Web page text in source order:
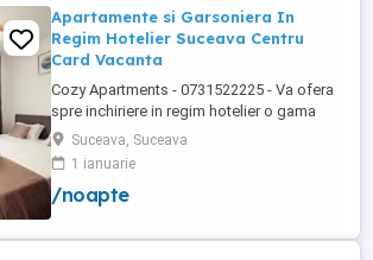
Apartamente si Garsoniera In
Regim Hotelier Suceava Centru
Card Vacanta
Cozy Apartments - 0731522225 - Va ofera
spre inchiriere in regim hotelier o gama
variata de apartamente si garsoniere
situate in puncte cheie ale orasului
Suceava: Bulevardul George Enescu. In
centrul Orasului pe Esplanada langa
Zamca Burdujeni Ipotesti Pentru ...
Suceava, Suceava
1 ianuarie
/noapte